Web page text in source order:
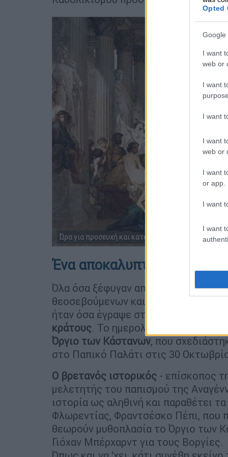
Opted
Google
I want
web or
I want
I want
I want
web or
I want
or app.
I want
I want
Ώρα για προσευχή και κατάνυξη...
Ένα αποκαλυπτικό
Όλα όσα ξέφυγαν από τις χαραμάδες
θεοσεβούμενων και ευσεβών
ήταν όσα έγραψε στο ημερολόγιό
κράτους. Το ημερολόγιό του Γιόχαν
Όργιο των Κάστανων, που
στο Παπικό Παλάτι στις 30
Ο βρετανός ιστορικός - επίσκοπος
μελετητής του παπισμού της
ιστορία ως αληθινή και παραθέτει
Φλωρεντίας, Φραντσέσκο Πέπι, που
θεωρούν μυθοπλασία το Όργιο των
Γιόχαν Μπέρχαρντ για τους Βοργίες.